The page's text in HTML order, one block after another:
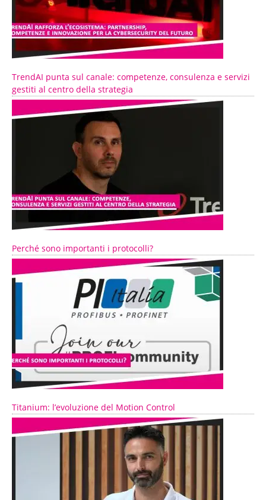
TrendAI punta sul canale: competenze, consulenza e servizi
gestiti al centro della strategia
Perché sono importanti i protocolli?
Titanium: l’evoluzione del Motion Control